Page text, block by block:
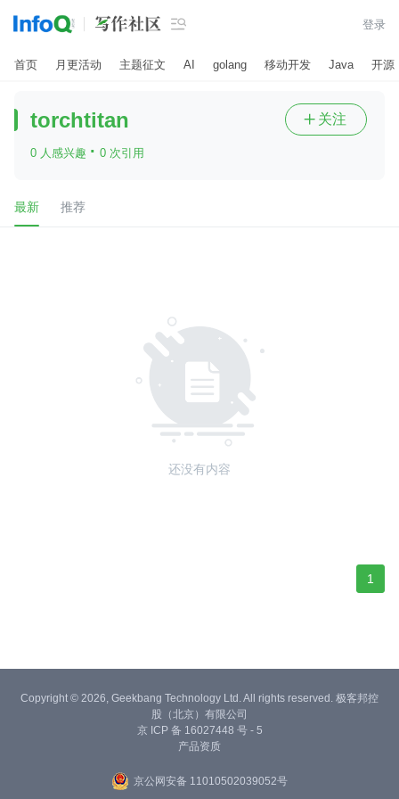
 登录
首页 月更活动 主题征文 AI golang 移动开发 Java 开源
torchtitan
0 人感兴趣 · 0 次引用
 关注
最新 推荐
还没有内容
1
Copyright © 2026, Geekbang Technology Ltd. All rights reserved. 极客邦控
股（北京）有限公司
京 ICP 备 16027448 号 - 5
产品资质
京公网安备 11010502039052号